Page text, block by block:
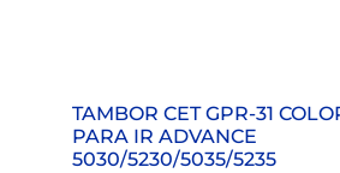
TAMBOR CET GPR-31
PARA IR ADVANCE
5030/5230/5035/5235